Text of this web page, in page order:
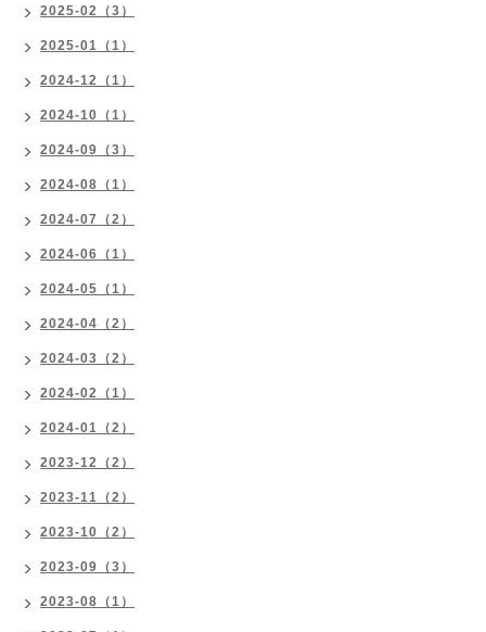
2025-02（3）
2025-01（1）
2024-12（1）
2024-10（1）
2024-09（3）
2024-08（1）
2024-07（2）
2024-06（1）
2024-05（1）
2024-04（2）
2024-03（2）
2024-02（1）
2024-01（2）
2023-12（2）
2023-11（2）
2023-10（2）
2023-09（3）
2023-08（1）